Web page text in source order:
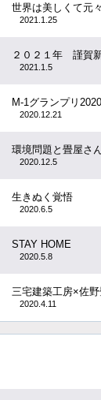
世界は美しくて元
2021.1.25
２０２１年 謹賀
2021.1.5
M-1グランプリ
2020.12.21
環境問題と畳屋
2020.12.5
生きぬく覚悟
2020.6.5
STAY HOME
2020.5.8
三宅建築工房×佐
2020.4.11